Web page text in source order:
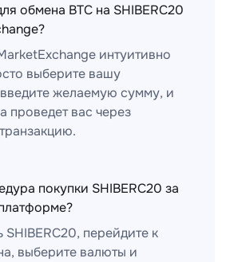
обмена BTC на SHIBERC20
интуитивно
выберите вашу
желаемую сумму, и
проведет вас через
покупки SHIBERC20 за
SHIBERC20, перейдите к
выберите валюты и